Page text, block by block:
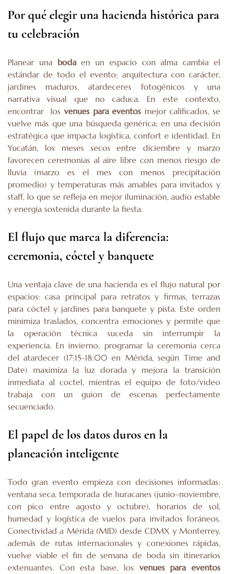
Por qué elegir una hacienda histórica para
tu celebración
Planear una bodaen un espacio con alma cambia el
estándar de todo el evento: arquitectura con carácter,
jardines maduros, atardeceres fotogénicos y una
narrativa visual que no caduca. En este contexto,
encontrar los venues para eventos mejor calificados, se
vuelve más que una búsqueda genérica; en una decisión
estratégica que impacta logística, confort e identidad. En
Yucatán, los meses secos entre diciembre y marzo
favorecen ceremonias al aire libre con menos riesgo de
lluvia (marzo es el mes con menos precipitación
promedio) y temperaturas más amables para invitados y
staff, lo que se refleja en mejor iluminación, audio estable
y energía sostenida durante la fiesta.
El flujo que marca la diferencia:
ceremonia, cóctel y banquete
Una ventaja clave de una hacienda es el flujo natural por
espacios: casa principal para retratos y firmas, terrazas
para cóctel y jardines para banquete y pista. Este orden
minimiza traslados, concentra emociones y permite que
la operación técnica suceda sin interrumpir la
experiencia. En invierno, programar la ceremonia cerca
del atardecer (17:15–18:00 en Mérida, según Time and
Date) maximiza la luz dorada y mejora la transición
inmediata al coctel, mientras el equipo de foto/video
trabaja con un guion de escenas perfectamente
secuenciado.
El papel de los datos duros en la
planeación inteligente
Todo gran evento empieza con decisiones informadas:
ventana seca, temporada de huracanes (junio–noviembre,
con pico entre agosto y octubre), horarios de sol,
humedad y logística de vuelos para invitados foráneos.
Conectividad a Mérida (MID) desde CDMX y Monterrey,
además de rutas internacionales y conexiones rápidas,
vuelve viable el fin de semana de boda sin itinerarios
extenuantes. Con esta base, los venues para eventos